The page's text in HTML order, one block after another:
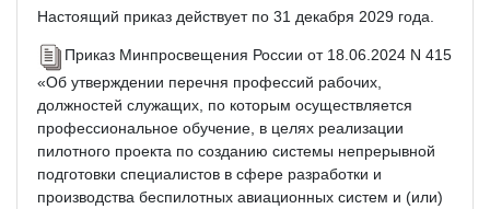
Настоящий приказ действует по 31 декабря 2029 года.
Приказ Минпросвещения России от 18.06.2024 N 415
«Об утверждении перечня профессий рабочих,
должностей служащих, по которым осуществляется
профессиональное обучение, в целях реализации
пилотного проекта по созданию системы непрерывной
подготовки специалистов в сфере разработки и
производства беспилотных авиационных систем и (или)